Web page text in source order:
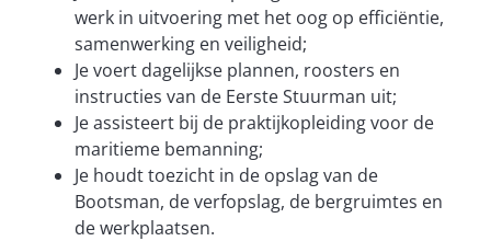
werk in uitvoering met het oog op efficiëntie,
samenwerking en veiligheid;
Je voert dagelijkse plannen, roosters en
instructies van de Eerste Stuurman uit;
Je assisteert bij de praktijkopleiding voor de
maritieme bemanning;
Je houdt toezicht in de opslag van de
Bootsman, de verfopslag, de bergruimtes en
de werkplaatsen.